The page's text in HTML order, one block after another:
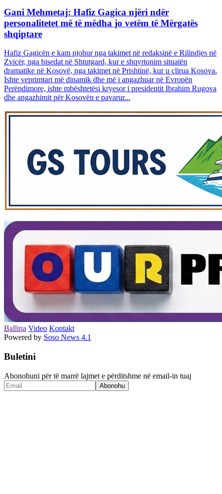
Gani Mehmetaj: Hafiz Gagica njëri ndër
personalitetet më të mëdha jo vetëm të Mërgatës
shqiptare
Hafiz Gagicën e kam njohur nga takimet në redaksinë e Rilindjes në
Zvicër, nga bisedat në Shtutgard, kur e shqyrtonim situatën
dramatike në Kosovë, nga takimet në Prishtinë, kur u çlirua Kosova.
Ishte veprimtari më dinamik dhe më i angazhuar në Evropën
Perëndimore, ishte mbështetësi kryesor i presidentit Ibrahim Rugova
dhe angazhimit për Kosovën e pavarur...
Ballina Video Kontakt
Powered by Soso News 4.1
Buletini
Abonohuni për të marrë lajmet e përditshme në email-in tuaj
Abonohu